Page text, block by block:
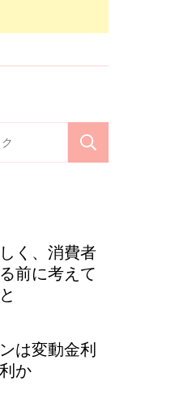
く、消費者
前に考えて
は変動金利
か